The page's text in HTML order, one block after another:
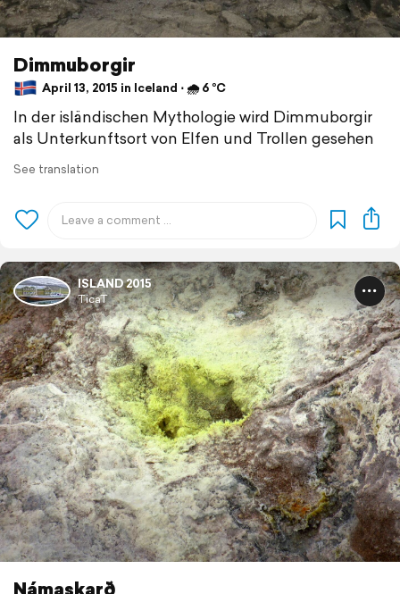
Dimmuborgir
April 13, 2015 in Iceland ⋅ 🌧 6 °C
In der isländischen Mythologie wird Dimmuborgir
als Unterkunftsort von Elfen und Trollen gesehen
See translation
ISLAND 2015
TicaT
Námaskarð